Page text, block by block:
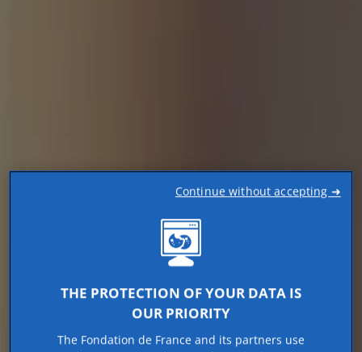
THE PROTECTION OF YOUR DATA IS
OUR PRIORITY
The Fondation de France and its partners use
Continue without accepting ➜